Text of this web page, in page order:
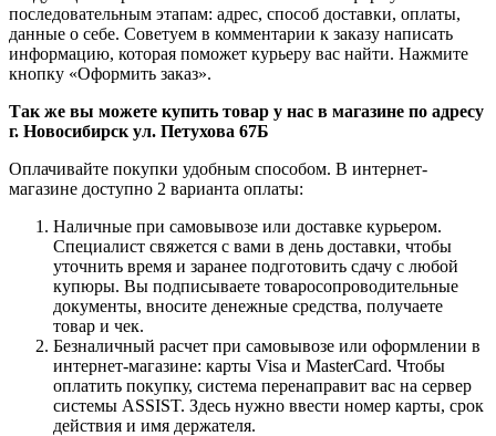
последовательным этапам: адрес, способ доставки, оплаты,
данные о себе. Советуем в комментарии к заказу написать
информацию, которая поможет курьеру вас найти. Нажмите
кнопку «Оформить заказ».
Так же вы можете купить товар у нас в магазине по адресу
г. Новосибирск ул. Петухова 67Б
Оплачивайте покупки удобным способом. В интернет-
магазине доступно 2 варианта оплаты:
Наличные при самовывозе или доставке курьером.
Специалист свяжется с вами в день доставки, чтобы
уточнить время и заранее подготовить сдачу с любой
купюры. Вы подписываете товаросопроводительные
документы, вносите денежные средства, получаете
товар и чек.
Безналичный расчет при самовывозе или оформлении в
интернет-магазине: карты Visa и MasterCard. Чтобы
оплатить покупку, система перенаправит вас на сервер
системы ASSIST. Здесь нужно ввести номер карты, срок
действия и имя держателя.